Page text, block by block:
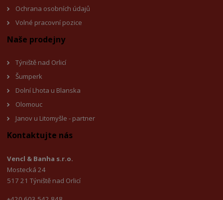
Ochrana osobních údajů
Volné pracovní pozice
Naše prodejny
Týniště nad Orlicí
Šumperk
Dolní Lhota u Blanska
Olomouc
Janov u Litomyšle - partner
Kontaktujte nás
Vencl & Banha s.r.o.
Mostecká 24
517 21 Týniště nad Orlicí